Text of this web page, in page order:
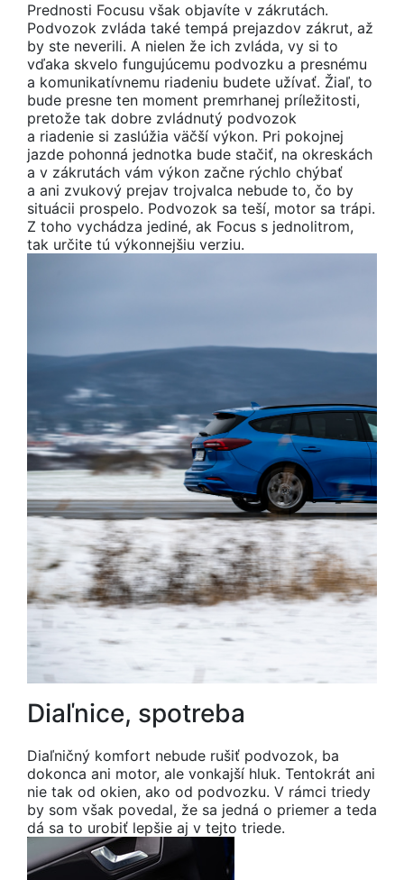
Prednosti Focusu však objavíte v zákrutách.
Podvozok zvláda také tempá prejazdov zákrut, až
by ste neverili. A nielen že ich zvláda, vy si to
vďaka skvelo fungujúcemu podvozku a presnému
a komunikatívnemu riadeniu budete užívať. Žiaľ, to
bude presne ten moment premrhanej príležitosti,
pretože tak dobre zvládnutý podvozok
a riadenie si zaslúžia väčší výkon. Pri pokojnej
jazde pohonná jednotka bude stačiť, na okreskách
a v zákrutách vám výkon začne rýchlo chýbať
a ani zvukový prejav trojvalca nebude to, čo by
situácii prospelo. Podvozok sa teší, motor sa trápi.
Z toho vychádza jediné, ak Focus s jednolitrom,
tak určite tú výkonnejšiu verziu.
Diaľnice, spotreba
Diaľničný komfort nebude rušiť podvozok, ba
dokonca ani motor, ale vonkajší hluk. Tentokrát ani
nie tak od okien, ako od podvozku. V rámci triedy
by som však povedal, že sa jedná o priemer a teda
dá sa to urobiť lepšie aj v tejto triede.